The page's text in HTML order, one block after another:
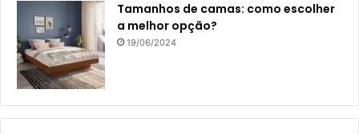
Tamanhos de camas: como escolher
a melhor opção?
19/06/2024